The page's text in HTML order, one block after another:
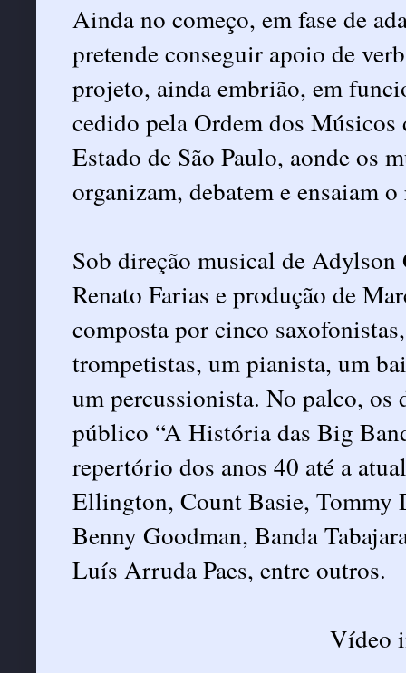
Ainda no começo, em fase de
pretende conseguir apoio de
projeto, ainda embrião, em
cedido pela Ordem dos
Estado de São Paulo, aonde os
organizam, debatem e ensaiam
Sob direção musical de
Renato Farias e produção de
composta por cinco
trompetistas, um pianista, um
um percussionista. No palco, os
público “A História das Big
repertório dos anos 40 até a
Ellington, Count Basie, Tommy
Benny Goodman, Banda
Luís Arruda Paes, entre outros.
Vídeo